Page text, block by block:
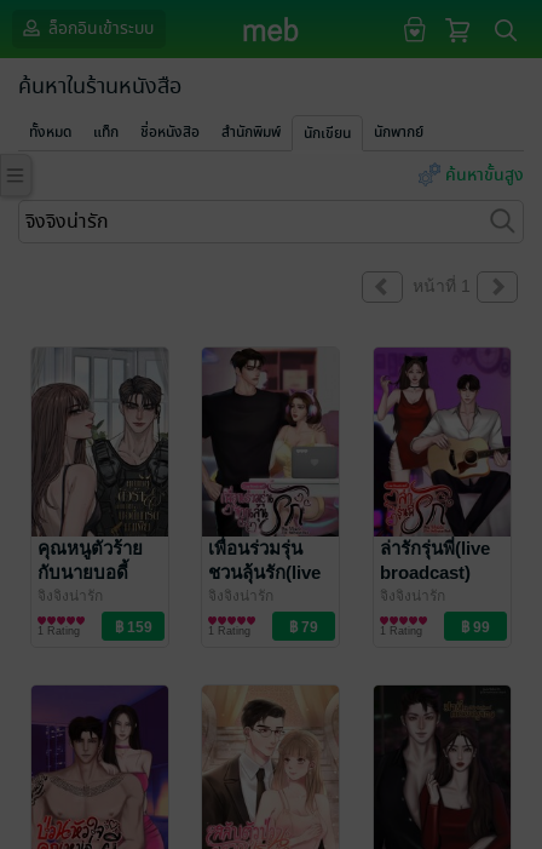
ล็อกอินเข้าระบบ
ค้นหาในร้านหนังสือ
ทั้งหมด แท็ก ชื่อหนังสือ สำนักพิมพ์ นักเขียน นักพากย์
ค้นหาขั้นสูง
หน้าที่ 1
คุณหนูตัวร้าย
กับนายบอดี้
การ์ดมาเฟีย
จิงจิงน่ารัก
นิยายโรมานซ์
1 Rating
เพื่อนร่วมรุ่น
ชวนลุ้นรัก(live
broadcast)
จิงจิงน่ารัก
นิยายโรมานซ์
1 Rating
ล่ารักรุ่นพี่(live
broadcast)
จิงจิงน่ารัก
นิยายโรมานซ์
1 Rating